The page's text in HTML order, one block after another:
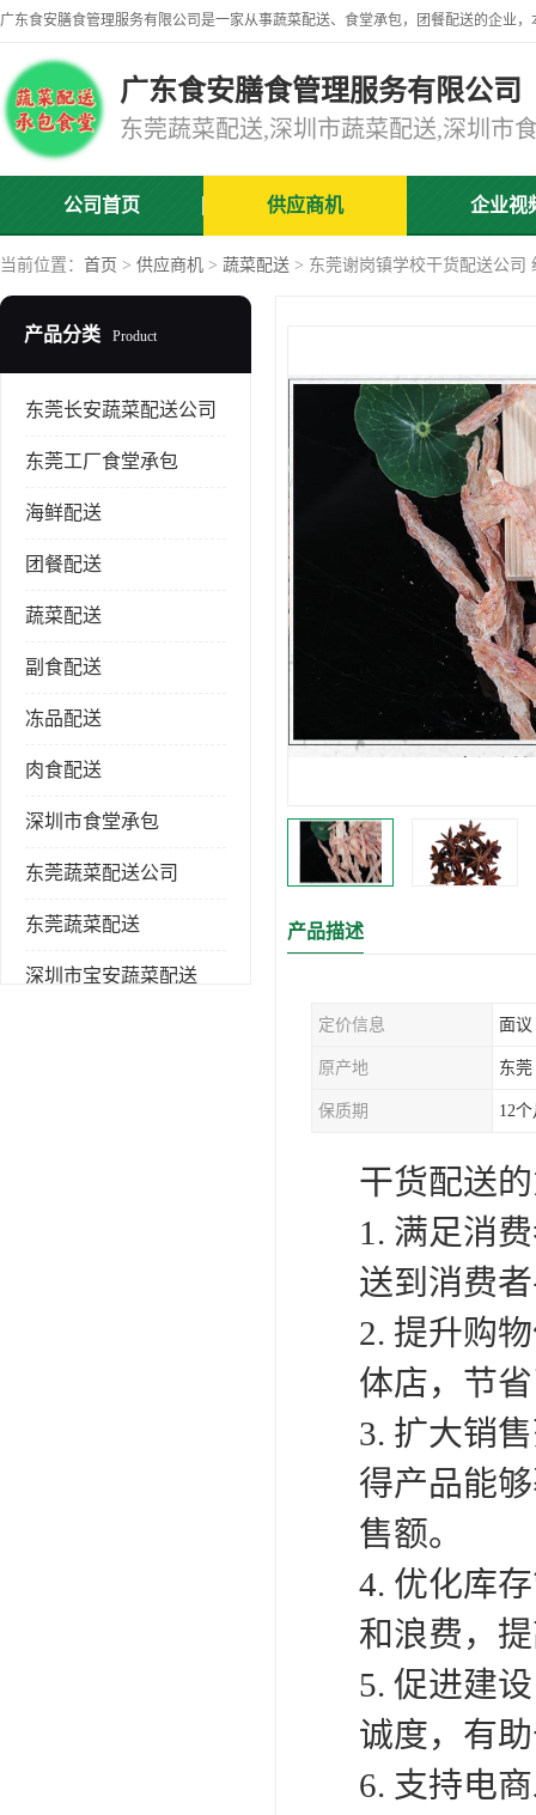
广东食安膳食管理服务有限公司
公司首页 供应商机 企业视
当前位置： 首页 > 供应商机 > 蔬菜配送 > 东莞谢岗镇学校干货配送公司
产品分类 Product
东莞长安蔬菜配送公司
东莞工厂食堂承包
海鲜配送
团餐配送
蔬菜配送
副食配送
冻品配送
肉食配送
深圳市食堂承包
东莞蔬菜配送公司
东莞蔬菜配送
深圳市宝安蔬菜配送
产品描述
定价信息 面议
原产地 东莞
保质期 12
干货配送
1. 满足消
送到消费
2. 提升购
体店，节
3. 扩大销
得产品能
售额。
4. 优化库
和浪费，
5. 促进建
诚度，有
6. 支持电